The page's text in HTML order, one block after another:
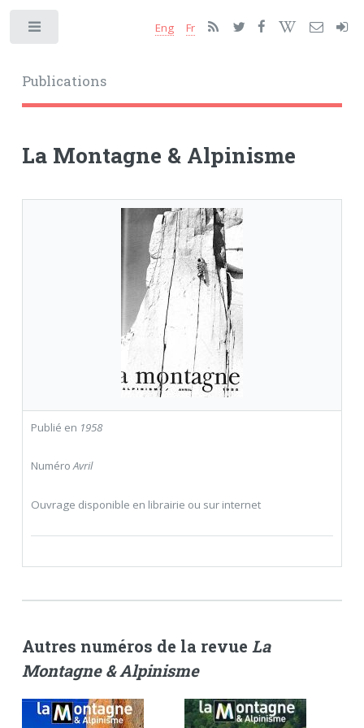
Publications
Eng Fr
La Montagne & Alpinisme
Publié en 1958
NuméroAvril
Ouvrage disponible en librairie ou sur internet
Autres numéros de la revue La
Montagne & Alpinisme